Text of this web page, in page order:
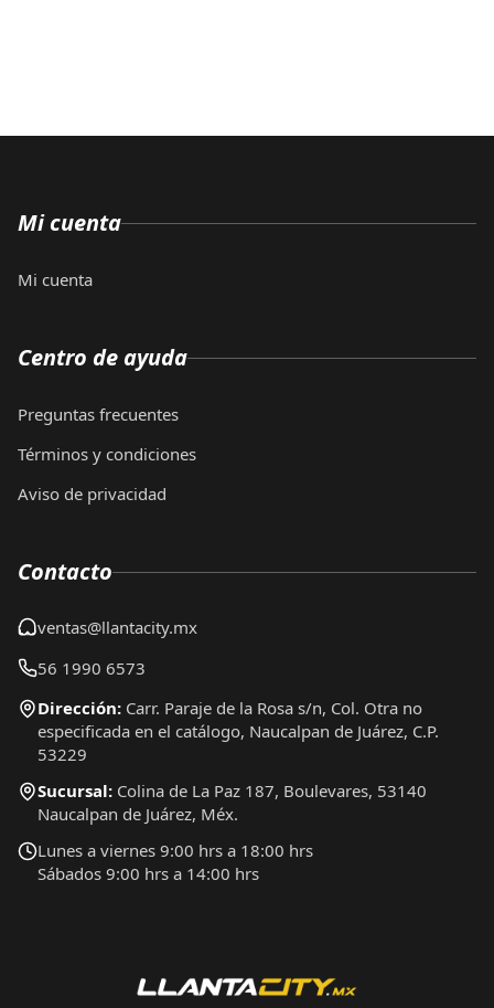
Mi cuenta
Mi cuenta
Centro de ayuda
Preguntas frecuentes
Términos y condiciones
Aviso de privacidad
Contacto
ventas@llantacity.mx
56 1990 6573
Dirección: Carr. Paraje de la Rosa s/n, Col. Otra no
especificada en el catálogo, Naucalpan de Juárez, C.P.
53229
Sucursal: Colina de La Paz 187, Boulevares, 53140
Naucalpan de Juárez, Méx.
Lunes a viernes 9:00 hrs a 18:00 hrs
Sábados 9:00 hrs a 14:00 hrs